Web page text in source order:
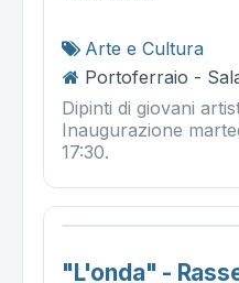
Arte e Cultura
Portoferraio -
Dipinti di giovani
Inaugurazione
17:30.
"l'onda" -